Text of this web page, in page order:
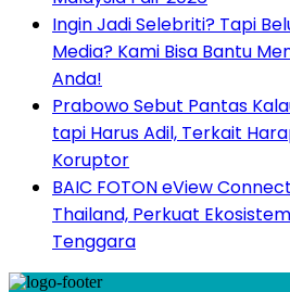
Ingin Jadi Selebriti? Tapi
Media? Kami Bisa Bantu
Anda!
Prabowo Sebut Pantas
tapi Harus Adil, Terkait
Koruptor
BAIC FOTON eView
Thailand, Perkuat
Tenggara